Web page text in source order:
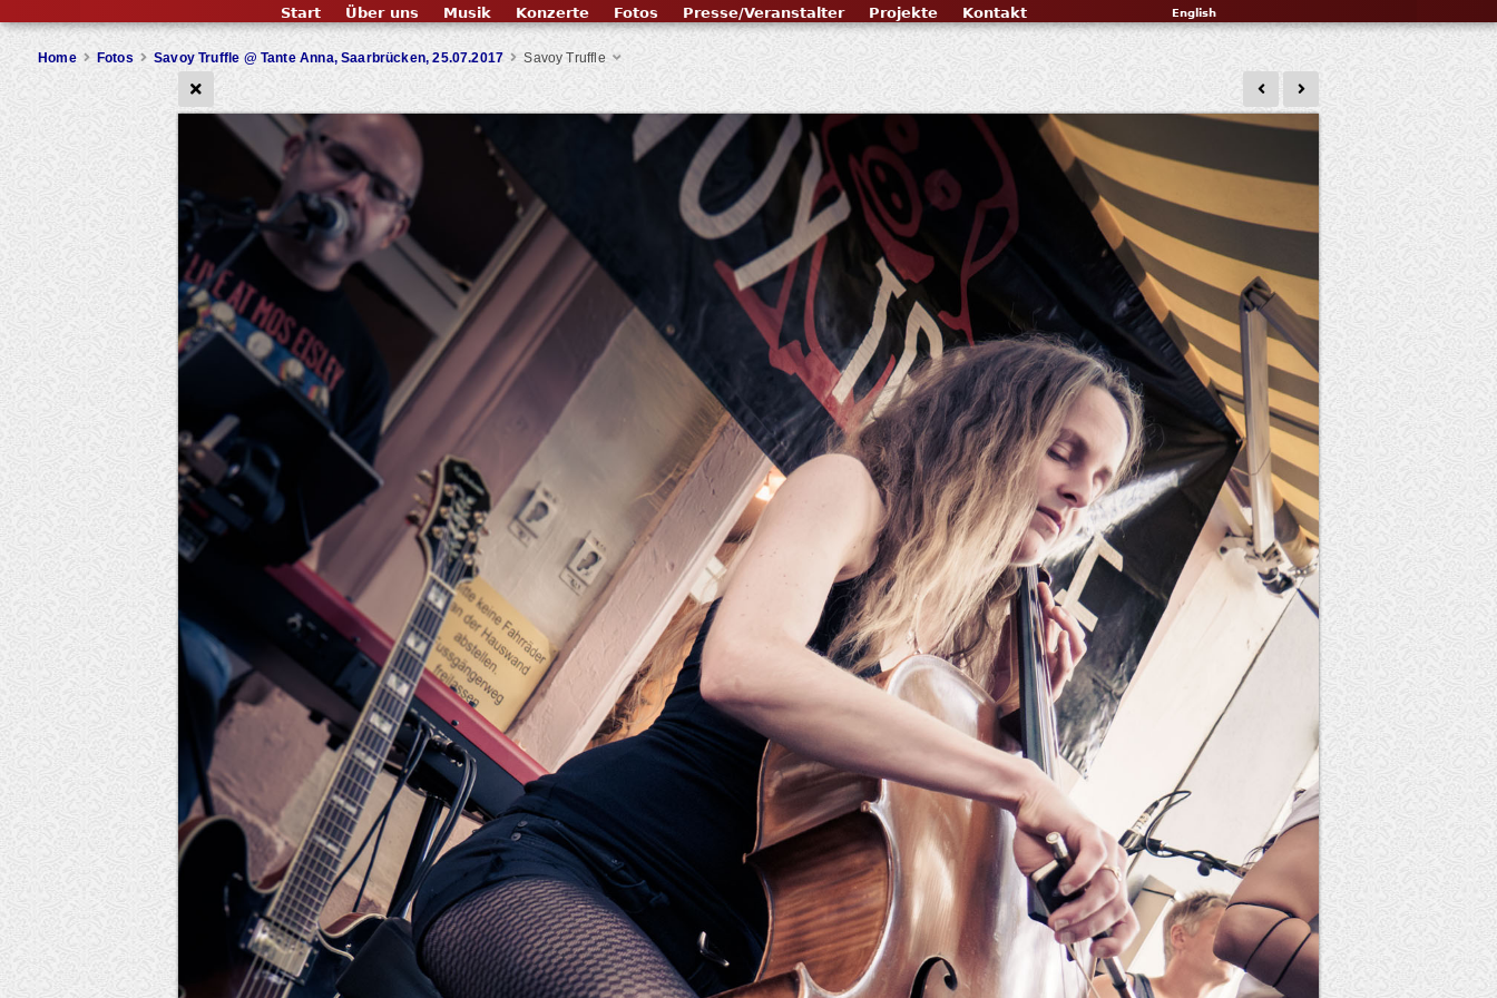
Home Fotos Savoy Truffle @ Tante Anna, Saarbrücken, 25.07.2017 Savoy Truffle
Start Über uns Musik Konzerte Fotos Presse/Veranstalter Projekte Kontakt English